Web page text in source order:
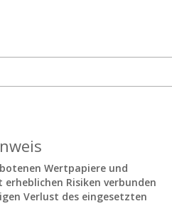
Wertpapiere und
Risiken verbunden
Verlust des eingesetzten